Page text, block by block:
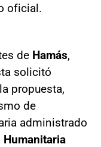
oficial.
de Hamás,
solicitó
propuesta,
de
administrado
Humanitaria